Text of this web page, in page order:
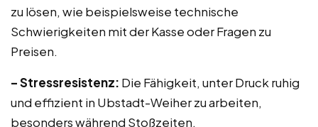
zu lösen, wie beispielsweise technische
Schwierigkeiten mit der Kasse oder Fragen zu
Preisen.
– Stressresistenz: Die Fähigkeit, unter Druck ruhig
und effizient in Ubstadt-Weiher zu arbeiten,
besonders während Stoßzeiten.